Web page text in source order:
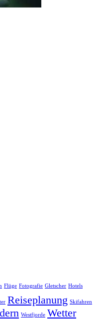
Flüge Fotografie Gletscher Hotels
Reiseplanung Skifahren
Westfjorde Wetter